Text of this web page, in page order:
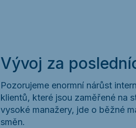
Vývoj za
Pozorujeme enormní nárůst
klientů, které jsou zaměřené na
vysoké manažery, jde o běžné
směn.